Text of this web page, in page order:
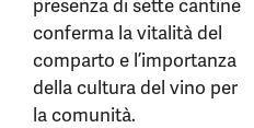
presenza di sette cantine
conferma la vitalità del
comparto e l’importanza
della cultura del vino per
la comunità.